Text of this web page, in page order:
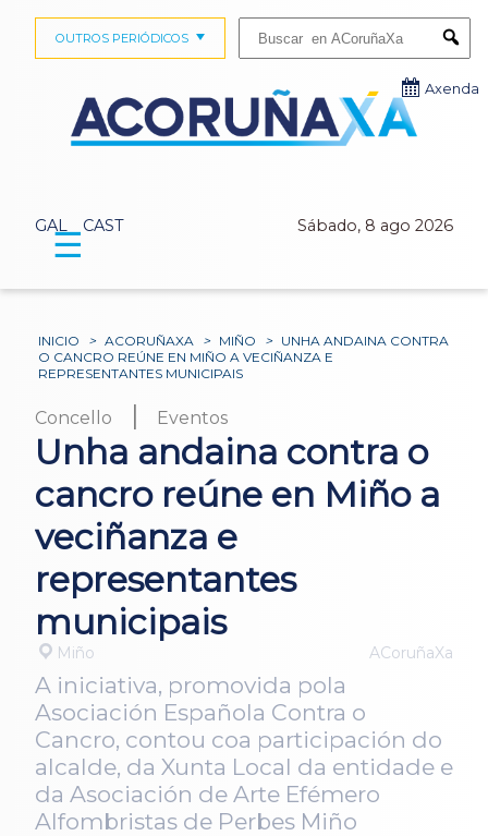
GAL CAST Sábado, 8 ago 2026
OUTROS PERIÓDICOS
Axenda
☰
INICIO > ACORUÑAXA > MIÑO > UNHA ANDAINA CONTRA
O CANCRO REÚNE EN MIÑO A VECIÑANZA E
REPRESENTANTES MUNICIPAIS
Concello | Eventos
Unha andaina contra o
cancro reúne en Miño a
veciñanza e
representantes
municipais
Miño ACoruñaXa
A iniciativa, promovida pola
Asociación Española Contra o
Cancro, contou coa participación do
alcalde, da Xunta Local da entidade e
da Asociación de Arte Efémero
Alfombristas de Perbes Miño